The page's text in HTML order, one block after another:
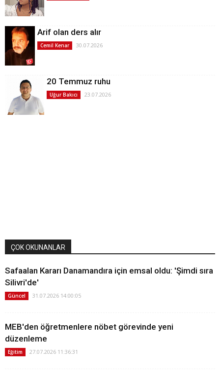
Arif olan ders alır
Cemil Kenar 30.07.2026
20 Temmuz ruhu
Uğur Bakıcı 23.07.2026
ÇOK OKUNANLAR
Safaalan Kararı Danamandıra için emsal oldu: 'Şimdi sıra
Silivri'de'
Güncel 31.07.2026 14:00:05
MEB'den öğretmenlere nöbet görevinde yeni
düzenleme
Eğitim 27.07.2026 11:36:31